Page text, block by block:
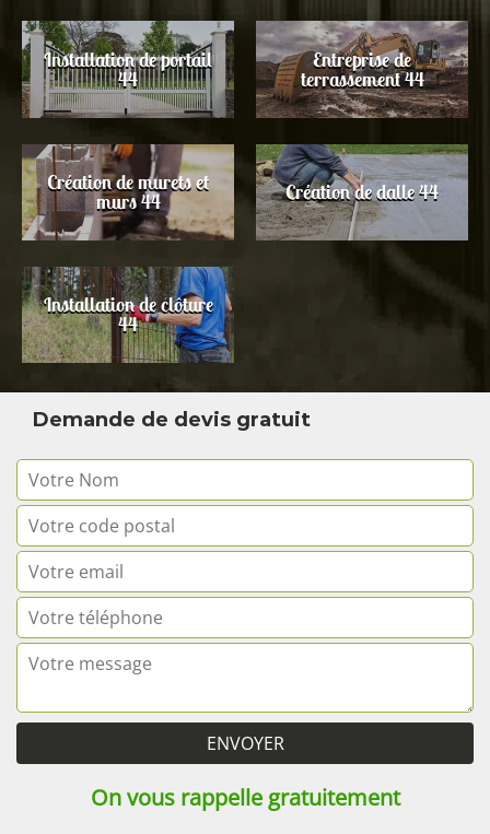
Installation de portail
44
Entreprise de
terrassement 44
Création de murets et
murs 44 Création de dalle 44
Installation de clôture
44
Demande de devis gratuit
On vous rappelle gratuitement